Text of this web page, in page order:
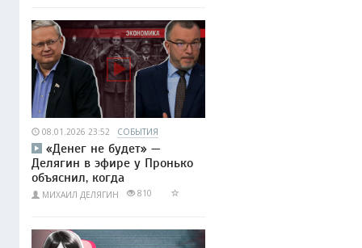
08.01.2026 23:52 СОБЫТИЯ
«Денег не будет» —
Делягин в эфире у Пронько
объяснил, когда
МИХАИЛ ДЕЛЯГИН 810